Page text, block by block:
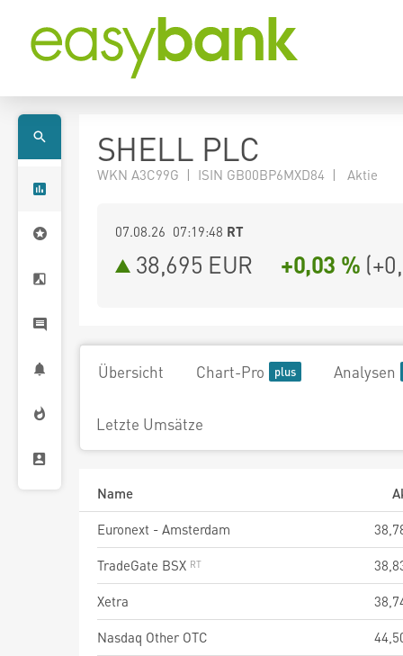
SHELL PLC
WKN A3C99G | ISIN GB00BP6MXD84 | Aktie
07.08.26 07:19:48 RT
38,695 EUR +0,03 % (
Übersicht Chart-Pro Analysen
Letzte Umsätze
Name
Euronext - Amsterdam
TradeGate BSX
Xetra
Nasdaq Other OTC